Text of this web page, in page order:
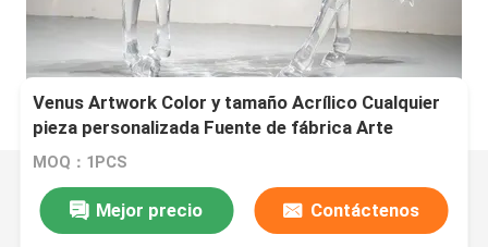
Venus Artwork Color y tamaño Acrílico Cualquier
pieza personalizada Fuente de fábrica Arte
acrílico
MOQ：1PCS
Mejor precio Contáctenos